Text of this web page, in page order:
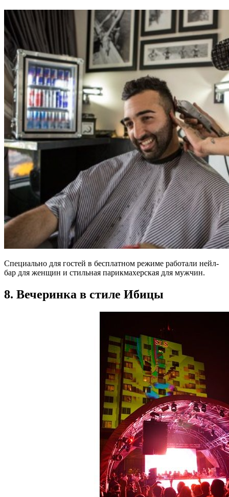
Специально для гостей в бесплатном режиме работали нейл-
бар для женщин и стильная парикмахерская для мужчин.
8. Вечеринка в стиле Ибицы